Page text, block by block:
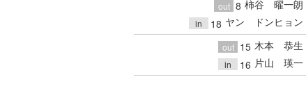
out 8 柿谷 曜一朗
in 18 ヤン ドンヒョン
out 15 木本 恭生
in 16 片山 瑛一